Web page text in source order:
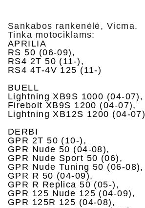
Sankabos rankenėlė, Vicma.
Tinka motociklams:
APRILIA
RS 50 (06-09),
RS4 2T 50 (11-),
RS4 4T-4V 125 (11-)
BUELL
Lightning XB9S 1000 (04-07),
Firebolt XB9S 1200 (04-07),
Lightning XB12S 1200 (04-07)
DERBI
GPR 2T 50 (10-),
GPR Nude 50 (04-08),
GPR Nude Sport 50 (06),
GPR Nude Tuning 50 (06-08),
GPR R 50 (04-09),
GPR R Replica 50 (05-),
GPR 125 Nude 125 (04-09),
GPR 125R 125 (04-08),